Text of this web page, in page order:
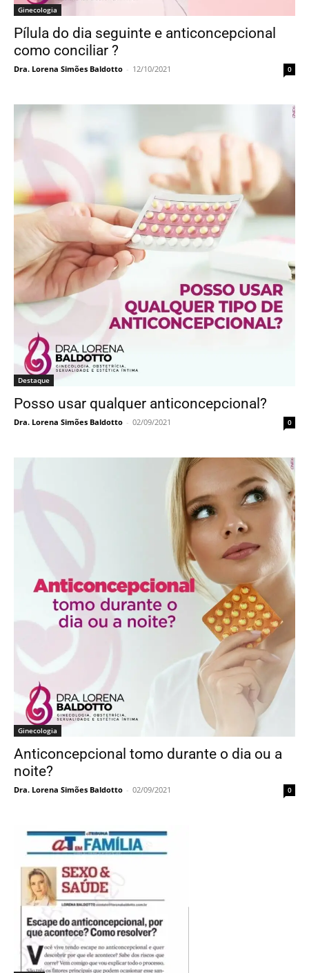
Ginecologia
Pílula do dia seguinte e anticoncepcional
como conciliar ?
Dra. Lorena Simões Baldotto - 12/10/2021 0
Destaque
Posso usar qualquer anticoncepcional?
Dra. Lorena Simões Baldotto - 02/09/2021 0
Ginecologia
Anticoncepcional tomo durante o dia ou a
noite?
Dra. Lorena Simões Baldotto - 02/09/2021 0